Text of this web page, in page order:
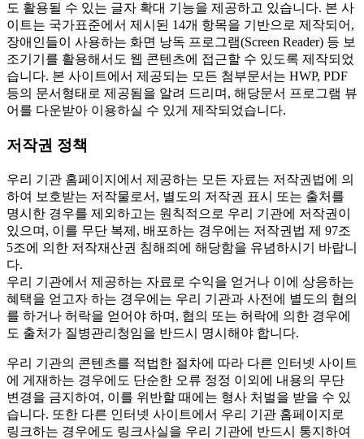
도 활용될 수 있는 글자 확대 기능을 제공하고 있습니다. 본 사
이트는 국가표준에서 제시된 14개 항목을 기반으로 제작되어,
장애인들이 사용하는 화면 낭독 프로그램(Screen Reader) 등 보
조기기를 활용해서도 웹 콘텐츠에 접근할 수 있도록 제작되었
습니다. 본 사이트에서 제공되는 모든 첨부문서는 HWP, PDF
등의 문서형태로 제공됨을 알려 드리며, 해당문서 프로그램 뷰
어를 다운받아 이용하실 수 있게 제작되었습니다.
저작권 정책
우리 기관 홈페이지에서 제공하는 모든 자료는 저작권법에 의
하여 보호받는 저작물로서, 별도의 저작권 표시 또는 출처를
명시한 경우를 제외하고는 원칙적으로 우리 기관에 저작권이
있으며, 이를 무단 복제, 배포하는 경우에는 저작권법 제 97조
5조에 의한 저작재산권 침해죄에 해당함을 유념하시기 바랍니
다.
우리 기관에서 제공하는 자료로 수익을 얻거나 이에 상응하는
혜택을 얻고자 하는 경우에는 우리 기관과 사전에 별도의 협의
를 하거나 허락을 얻어야 하며, 협의 또는 허락에 의한 경우에
도 출처가 질병관리청임을 반드시 명시해야 합니다.
우리 기관의 콘텐츠를 적법한 절차에 따라 다른 인터넷 사이트
에 게재하는 경우에도 단순한 오류 정정 이외에 내용의 무단
변경을 금지하여, 이를 위반할 때에는 형사 처벌을 받을 수 있
습니다. 또한 다른 인터넷 사이트에서 우리 기관 홈페이지로
링크하는 경우에도 링크사실을 우리 기관에 반드시 통지하여